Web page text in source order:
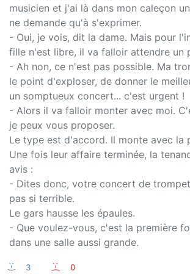
musicien et j'ai là dans mon caleçon
ne demande qu'à s'exprimer.
- Oui, je vois, dit la dame. Mais pour
fille n'est libre, il va falloir attendre un
- Ah non, ce n'est pas possible. Ma
le point d'exploser, de donner le
un somptueux concert... c'est urgent !
- Alors il va falloir monter avec moi.
je peux vous proposer.
Le type est d'accord. Il monte avec la
Une fois leur affaire terminée, la
avis :
- Dites donc, votre concert de
pas si terrible.
Le gars hausse les épaules.
- Que voulez-vous, c'est la première
dans une salle aussi grande.
:-) 3 :-( 0